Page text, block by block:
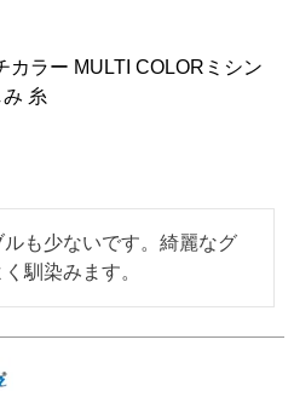
カラー MULTI COLORミシン
糸
も少ないです。綺麗なグ
馴染みます。